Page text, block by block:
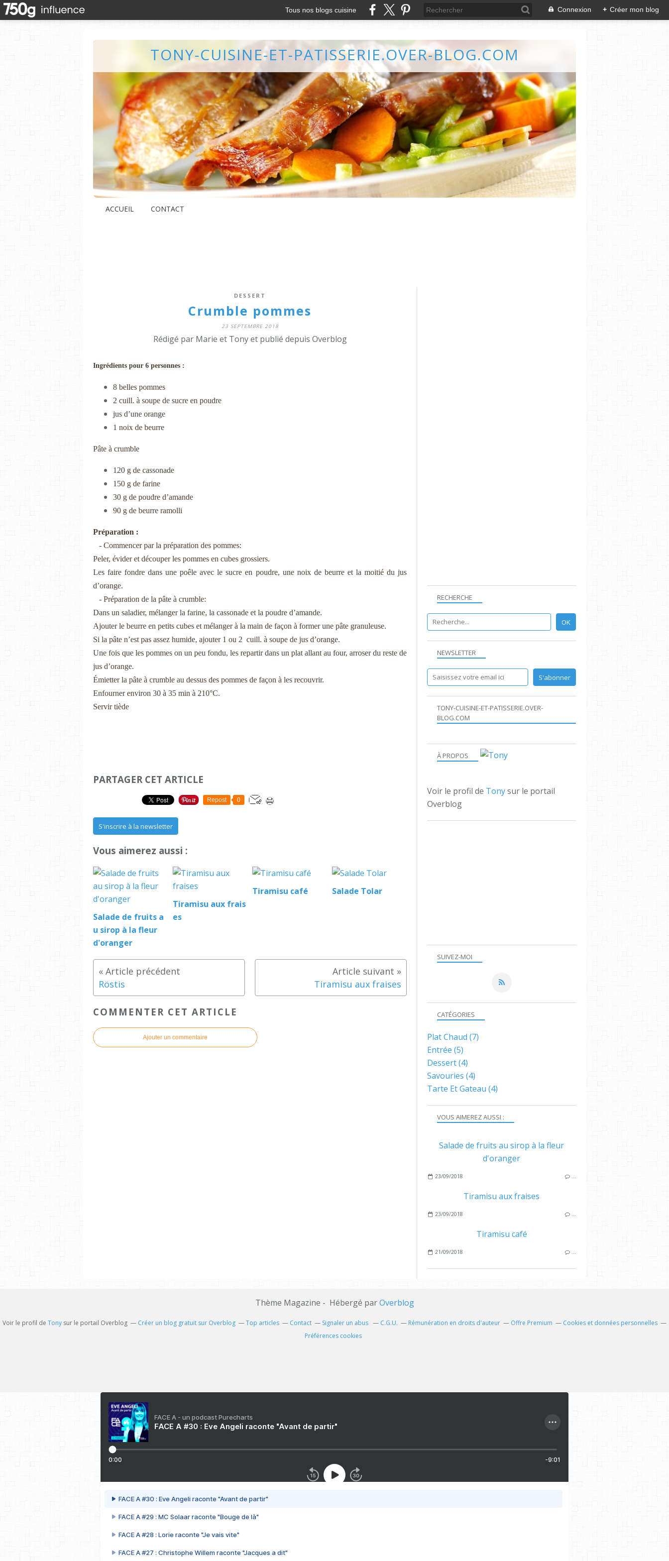
Tous nos blogs cuisine Connexion + Créer mon blog
TONY-CUISINE-ET-PATISSERIE.OVER-BLOG.COM
ACCUEIL CONTACT
DESSERT
Crumble pommes
23 SEPTEMBRE 2018
Rédigé par Marie et Tony et publié depuis Overblog
Ingrédients pour 6 personnes :
8 belles pommes
2 cuill. à soupe de sucre en poudre
jus d’une orange
1 noix de beurre
Pâte à crumble
120 g de cassonade
150 g de farine
30 g de poudre d’amande
90 g de beurre ramolli
Préparation :
- Commencer par la préparation des pommes:
Peler, évider et découper les pommes en cubes grossiers.
Les faire fondre dans une poêle avec le sucre en poudre, une noix de beurre et la moitié du jus
d’orange.
- Préparation de la pâte à crumble:
Dans un saladier, mélanger la farine, la cassonade et la poudre d’amande.
Ajouter le beurre en petits cubes et mélanger à la main de façon à former une pâte granuleuse.
Si la pâte n’est pas assez humide, ajouter 1 ou 2 cuill. à soupe de jus d’orange.
Une fois que les pommes on un peu fondu, les repartir dans un plat allant au four, arroser du reste de
jus d’orange.
Émietter la pâte à crumble au dessus des pommes de façon à les recouvrir.
Enfourner environ 30 à 35 min à 210°C.
Servir tiède
PARTAGER CET ARTICLE
Repost 0
S'inscrire à la newsletter
Vous aimerez aussi :
Salade de fruits a
u sirop à la fleur
d'oranger
Tiramisu aux frais
es
Tiramisu café Salade Tolar
Röstis Tiramisu aux fraises
COMMENTER CET ARTICLE
Ajouter un commentaire
NEWSLETTER
SUIVEZ-MOI
RECHERCHE
TONY-CUISINE-ET-PATISSERIE.OVER-
BLOG.COM
À PROPOS
Voir le profil de Tonysur le portail
Overblog
VOUS AIMEREZ AUSSI :
Salade de fruits au sirop à la fleur
d'oranger
23/09/2018
Tiramisu aux fraises
23/09/2018
Tiramisu café
21/09/2018
CATÉGORIES
Plat Chaud (7)
Entrée (5)
Dessert(4)
Savouries (4)
Tarte Et Gateau (4)
Thème Magazine - Hébergé parOverblog
Voir le profil de Tony sur le portail Overblog Créer un blog gratuit sur Overblog Top articles Contact Signaler un abus C.G.U. Rémunération en droits d'auteur Offre Premium
Cookies et données personnelles
Préférences cookies
FACE A - un podcast Purecharts
FACE A #30 : Eve Angeli raconte "Avant de partir"
0:00 -9:01
FACE A #30 : Eve Angeli raconte "Avant de partir"
FACE A #29 : MC Solaar raconte "Bouge de là"
FACE A #28 : Lorie raconte "Je vais vite"
FACE A #27 : Christophe Willem raconte "Jacques a dit"